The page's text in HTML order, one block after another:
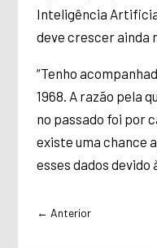
Inteligência
deve crescer ainda
“Tenho
1968. A razão pela
no passado foi por
existe uma chance
esses dados devido
← Anterior